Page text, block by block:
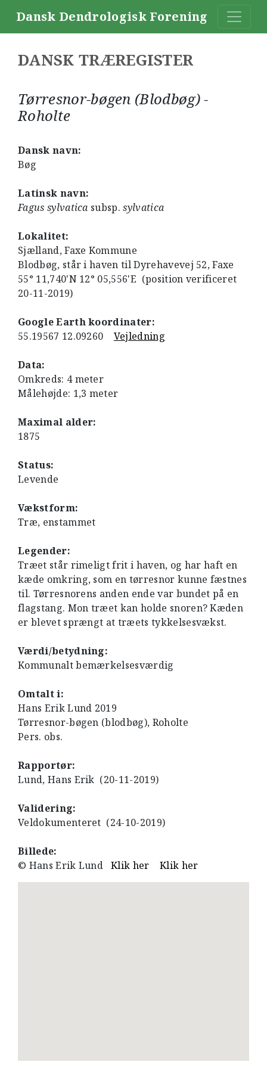
Dansk Dendrologisk Forening
DANSK TRÆREGISTER
Tørresnor-bøgen (Blodbøg) -
Roholte
Dansk navn:
Bøg
Latinsk navn:
Fagus sylvatica subsp.sylvatica
Lokalitet:
Sjælland, Faxe Kommune
Blodbøg, står i haven til Dyrehavevej 52, Faxe
55° 11,740'N 12° 05,556'E (position verificeret
20-11-2019)
Google Earth koordinater:
55.19567 12.09260 Vejledning
Data:
Omkreds: 4 meter
Målehøjde: 1,3 meter
Maximal alder:
1875
Status:
Levende
Vækstform:
Træ, enstammet
Legender:
Træet står rimeligt frit i haven, og har haft en
kæde omkring, som en tørresnor kunne fæstnes
til. Tørresnorens anden ende var bundet på en
flagstang. Mon træet kan holde snoren? Kæden
er blevet sprængt at træets tykkelsesvækst.
Værdi/betydning:
Kommunalt bemærkelsesværdig
Omtalt i:
Hans Erik Lund 2019
Tørresnor-bøgen (blodbøg), Roholte
Pers. obs.
Rapportør:
Lund, Hans Erik (20-11-2019)
Validering:
Veldokumenteret (24-10-2019)
Billede:
© Hans Erik LundKlik her Klik her